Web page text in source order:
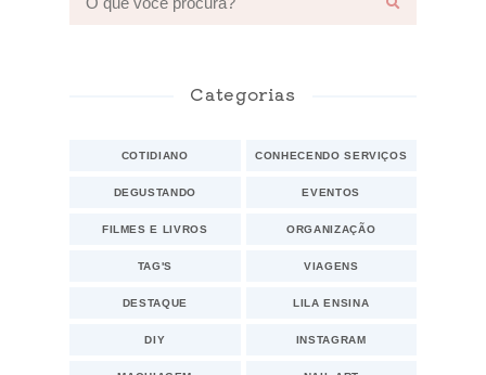
Categorias
COTIDIANO CONHECENDO SERVIÇOS
DEGUSTANDO EVENTOS
FILMES E LIVROS ORGANIZAÇÃO
TAG'S VIAGENS
DESTAQUE LILA ENSINA
DIY INSTAGRAM